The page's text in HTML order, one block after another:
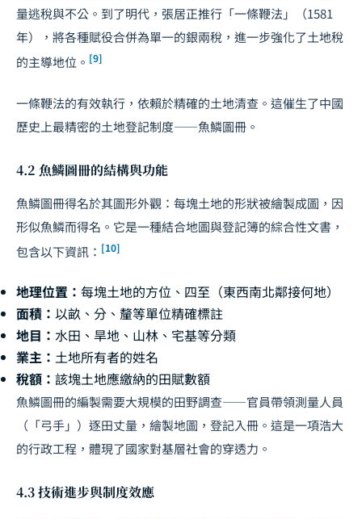
量逃稅與不公。到了明代，張居正推行「一條鞭法」（1581
年），將各種賦役合併為單一的銀兩稅，進一步強化了土地稅
的主導地位。 [9]
一條鞭法的有效執行，依賴於精確的土地清查。這催生了中國
歷史上最精密的土地登記制度——魚鱗圖冊。
4.2 魚鱗圖冊的結構與功能
魚鱗圖冊得名於其圖形外觀：每塊土地的形狀被繪製成圖，因
形似魚鱗而得名。它是一種結合地圖與登記簿的綜合性文書，
包含以下資訊： [10]
地理位置： 每塊土地的方位、四至（東西南北鄰接何地）
面積： 以畝、分、釐等單位精確標註
地目： 水田、旱地、山林、宅基等分類
業主： 土地所有者的姓名
稅額： 該塊土地應繳納的田賦數額
魚鱗圖冊的編製需要大規模的田野調查——官員帶領測量人員
（「弓手」）逐田丈量，繪製地圖，登記入冊。這是一項浩大
的行政工程，體現了國家對基層社會的穿透力。
4.3 技術進步與制度效應